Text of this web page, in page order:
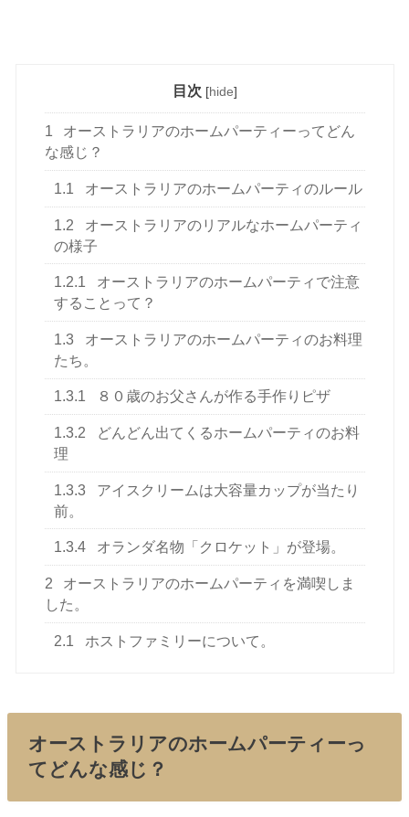
目次 [hide]
1
オーストラリアのホームパーティーってどん
な感じ？
1.1 オーストラリアのホームパーティのルール
1.2
オーストラリアのリアルなホームパーティ
の様子
1.2.1
オーストラリアのホームパーティで注意
することって？
1.3
オーストラリアのホームパーティのお料理
たち。
1.3.1 ８０歳のお父さんが作る手作りピザ
1.3.2
どんどん出てくるホームパーティのお料
理
1.3.3
アイスクリームは大容量カップが当たり
前。
1.3.4 オランダ名物「クロケット」が登場。
2
オーストラリアのホームパーティを満喫しま
した。
2.1 ホストファミリーについて。
オーストラリアのホームパーティーっ
てどんな感じ？